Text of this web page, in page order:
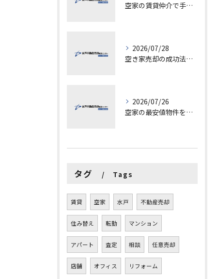
空家の賃貸仲介で手数料と上限を徹底解説し200万円物件の注意点も紹介
2026/07/28
空き家売却の成功法と注意点
2026/07/26
空家の最安値物件を茨城県水戸市つくば市で探す方法と賢い売却ポイントを徹底解説
タグ Tags
賃貸 空家 水戸 不動産売却
住み替え 転勤 マンション
アパート 査定 相談 任意売却
店舗 オフィス リフォーム